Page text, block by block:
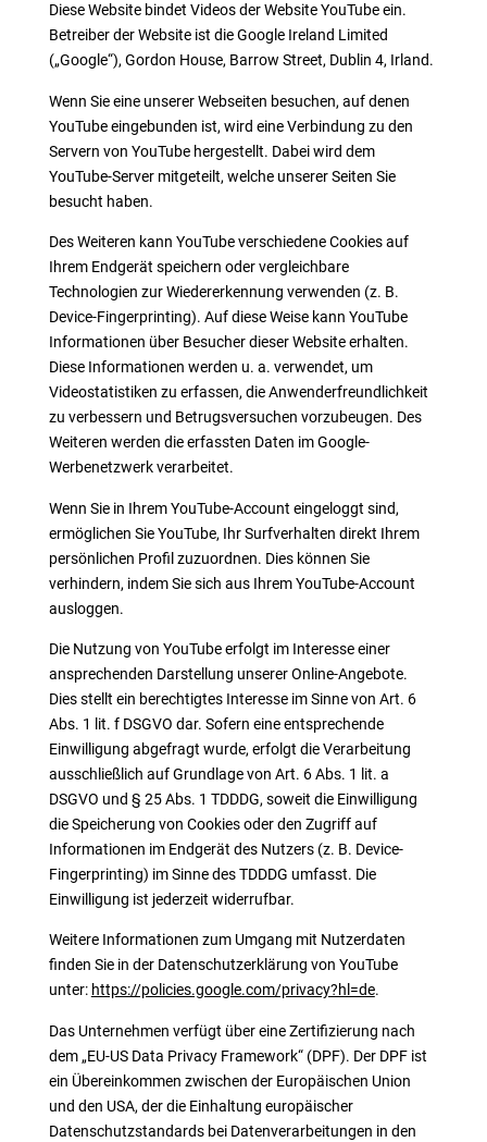
Diese Website bindet Videos der Website YouTube ein.
Betreiber der Website ist die Google Ireland Limited
(„Google“), Gordon House, Barrow Street, Dublin 4, Irland.
Wenn Sie eine unserer Webseiten besuchen, auf denen
YouTube eingebunden ist, wird eine Verbindung zu den
Servern von YouTube hergestellt. Dabei wird dem
YouTube-Server mitgeteilt, welche unserer Seiten Sie
besucht haben.
Des Weiteren kann YouTube verschiedene Cookies auf
Ihrem Endgerät speichern oder vergleichbare
Technologien zur Wiedererkennung verwenden (z. B.
Device-Fingerprinting). Auf diese Weise kann YouTube
Informationen über Besucher dieser Website erhalten.
Diese Informationen werden u. a. verwendet, um
Videostatistiken zu erfassen, die Anwenderfreundlichkeit
zu verbessern und Betrugsversuchen vorzubeugen. Des
Weiteren werden die erfassten Daten im Google-
Werbenetzwerk verarbeitet.
Wenn Sie in Ihrem YouTube-Account eingeloggt sind,
ermöglichen Sie YouTube, Ihr Surfverhalten direkt Ihrem
persönlichen Profil zuzuordnen. Dies können Sie
verhindern, indem Sie sich aus Ihrem YouTube-Account
ausloggen.
Die Nutzung von YouTube erfolgt im Interesse einer
ansprechenden Darstellung unserer Online-Angebote.
Dies stellt ein berechtigtes Interesse im Sinne von Art. 6
Abs. 1 lit. f DSGVO dar. Sofern eine entsprechende
Einwilligung abgefragt wurde, erfolgt die Verarbeitung
ausschließlich auf Grundlage von Art. 6 Abs. 1 lit. a
DSGVO und § 25 Abs. 1 TDDDG, soweit die Einwilligung
die Speicherung von Cookies oder den Zugriff auf
Informationen im Endgerät des Nutzers (z. B. Device-
Fingerprinting) im Sinne des TDDDG umfasst. Die
Einwilligung ist jederzeit widerrufbar.
Weitere Informationen zum Umgang mit Nutzerdaten
finden Sie in der Datenschutzerklärung von YouTube
unter: https://policies.google.com/privacy?hl=de.
Das Unternehmen verfügt über eine Zertifizierung nach
dem „EU-US Data Privacy Framework“ (DPF). Der DPF ist
ein Übereinkommen zwischen der Europäischen Union
und den USA, der die Einhaltung europäischer
Datenschutzstandards bei Datenverarbeitungen in den